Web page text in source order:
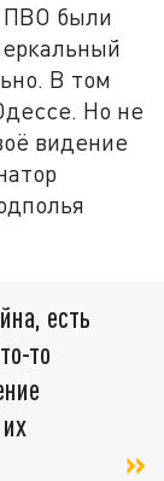
ПВО были
В том
Но не
видение
есть
то